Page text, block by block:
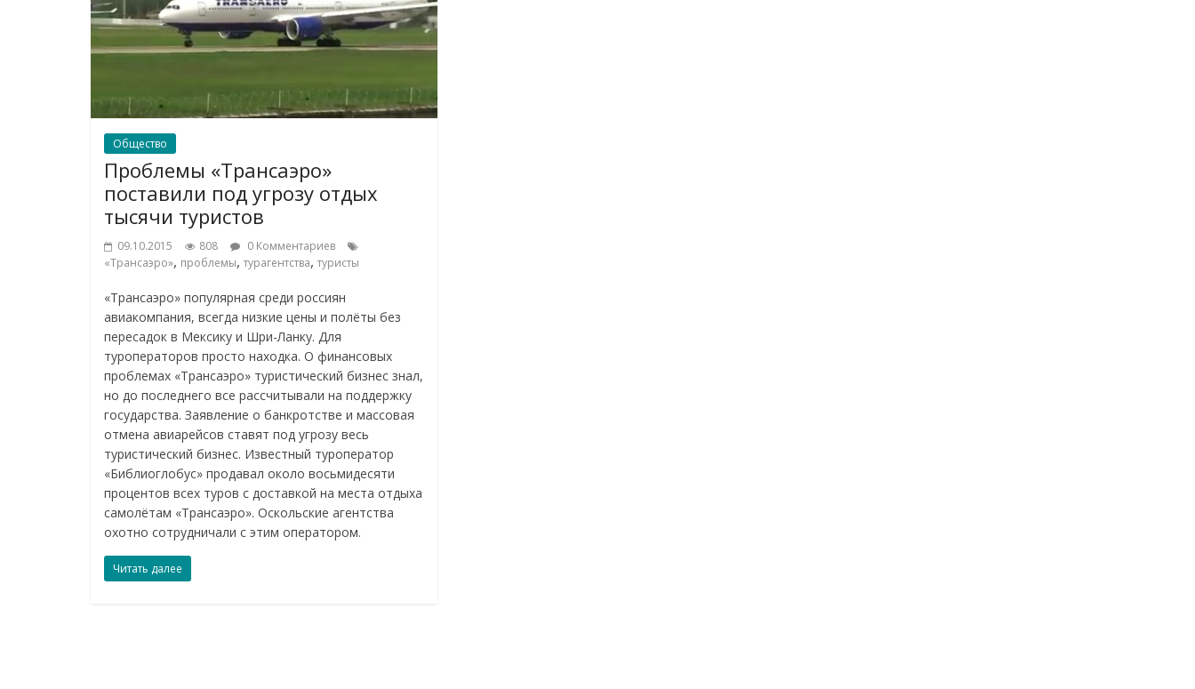
Общество
Проблемы «Трансаэро»
поставили под угрозу отдых
тысячи туристов
09.10.2015 808
0 Комментариев
«Трансаэро», проблемы, турагентства, туристы
«Трансаэро» популярная среди россиян
авиакомпания, всегда низкие цены и полёты без
пересадок в Мексику и Шри-Ланку. Для
туроператоров просто находка. О финансовых
проблемах «Трансаэро» туристический бизнес знал,
но до последнего все рассчитывали на поддержку
государства. Заявление о банкротстве и массовая
отмена авиарейсов ставят под угрозу весь
туристический бизнес. Известный туроператор
«Библиоглобус» продавал около восьмидесяти
процентов всех туров с доставкой на места отдыха
самолётам «Трансаэро». Оскольские агентства
охотно сотрудничали с этим оператором.
Читать далее